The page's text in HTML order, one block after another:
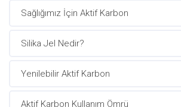
Sağlığımız İçin Aktif Karbon
Silika Jel Nedir?
Yenilebilir Aktif Karbon
Aktif Karbon Kullanım Ömrü